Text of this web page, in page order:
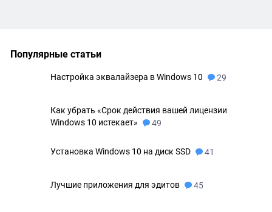
Популярные статьи
Настройка эквалайзера в Windows 10 29
Как убрать «Срок действия вашей лицензии
Windows 10 истекает»
49
Установка Windows 10 на диск SSD 41
Лучшие приложения для эдитов 45